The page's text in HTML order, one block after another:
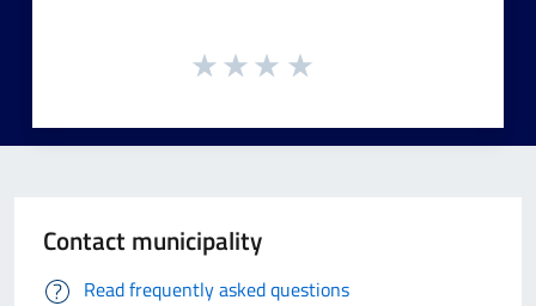
Contact municipality
Read frequently asked questions